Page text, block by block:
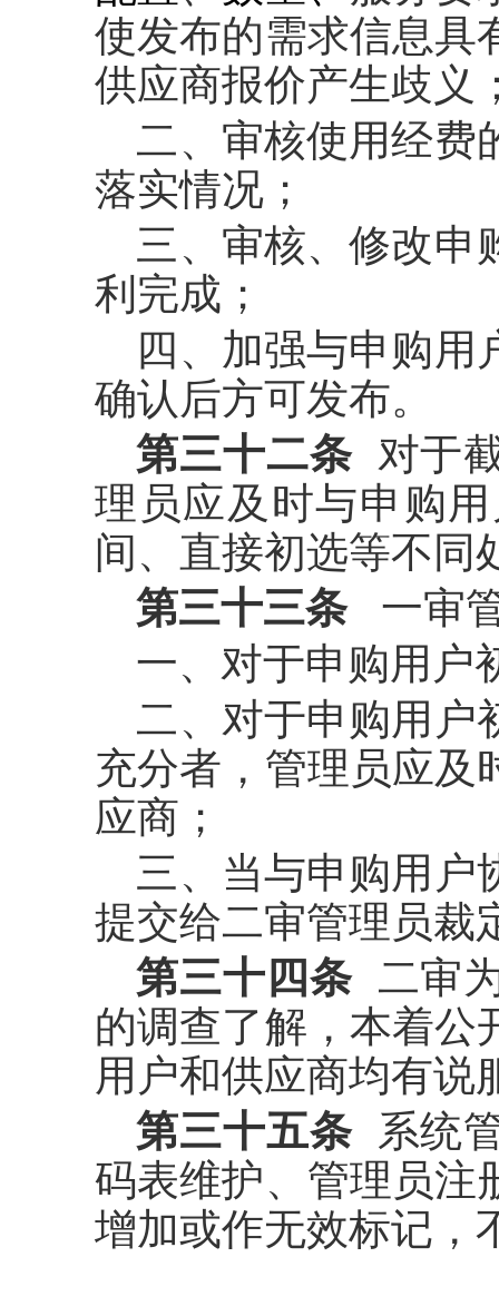
使发布的需求信息具
供应商报价产生歧义
二、审核使用经费
落实情况；
三、审核、修改申
利完成；
四、加强与申购用
确认后方可发布。
第三十二条 对于
理员应及时与申购
间、直接初选等不同
第三十三条一审管
一、对于申购用户
二、对于申购用户
充分者，管理员应及
应商；
三、当与申购用户
提交给二审管理员裁
第三十四条 二审
的调查了解，本着公
用户和供应商均有说
第三十五条系统管
码表维护、管理员注
增加或作无效标记，